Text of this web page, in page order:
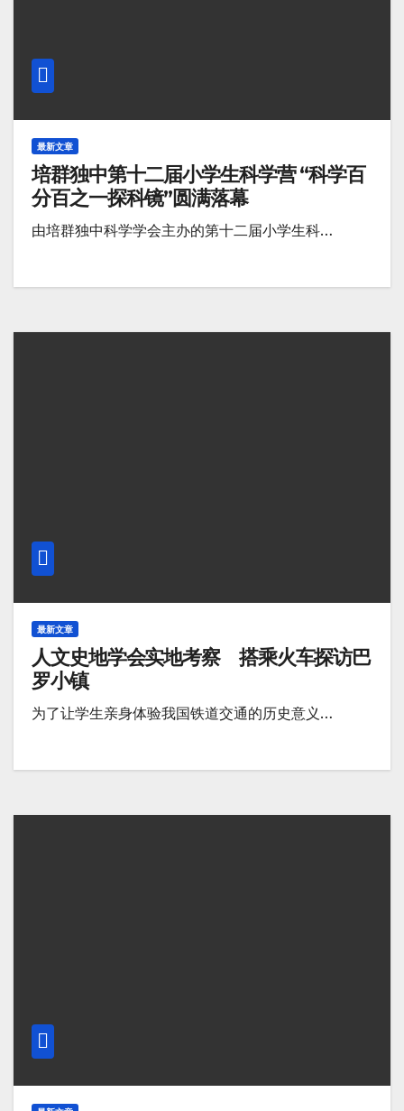
最新文章
培群独中第十二届小学生科学营 “科学百
分百之一探科镜”圆满落幕
由培群独中科学学会主办的第十二届小学生科…
最新文章
人文史地学会实地考察 搭乘火车探访巴
罗小镇
为了让学生亲身体验我国铁道交通的历史意义…